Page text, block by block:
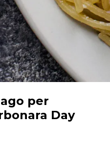
per
Day